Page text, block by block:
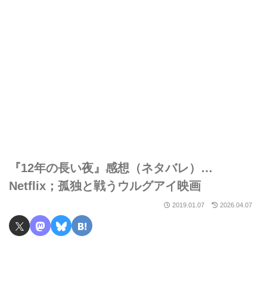
『12年の長い夜』感想（ネタバレ）…
Netflix；孤独と戦うウルグアイ映画
2019.01.07 2026.04.07